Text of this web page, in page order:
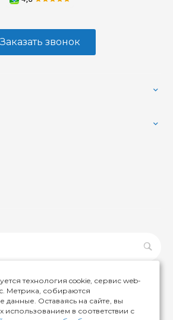
Заказать звонок
Все права защищены
технология cookie, сервис web-
Метрика, собираются
данные. Оставаясь на сайте, вы
использованием в соответствии с